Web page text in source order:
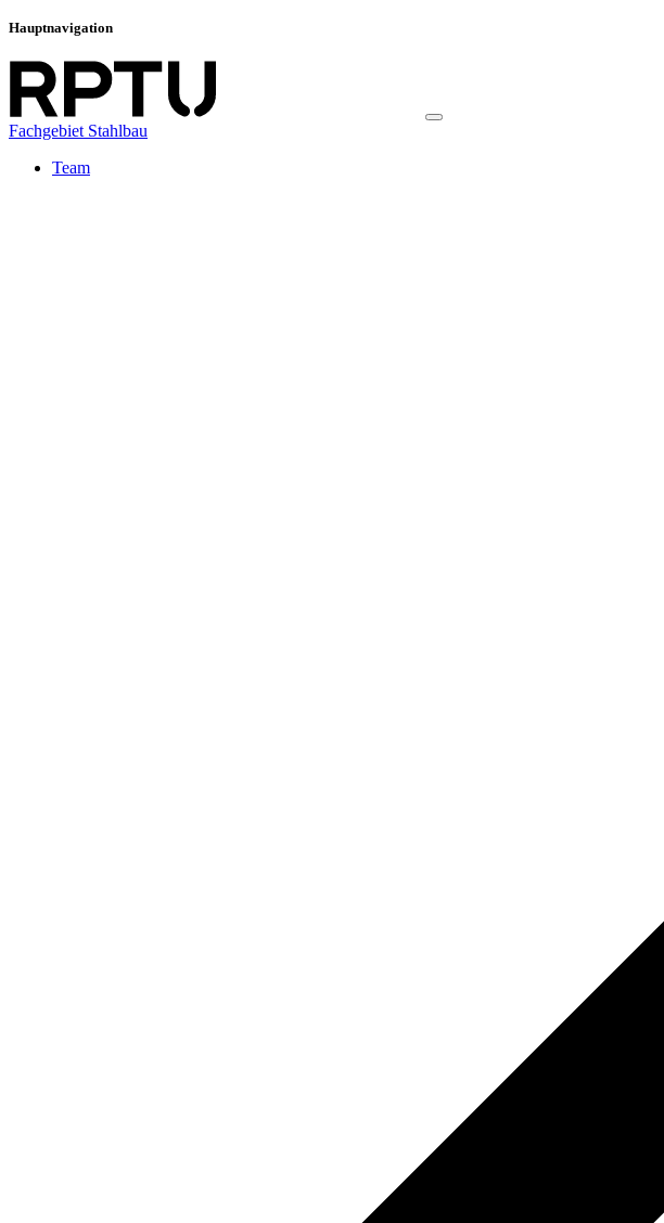
Hauptnavigation
Fachgebiet Stahlbau
Team